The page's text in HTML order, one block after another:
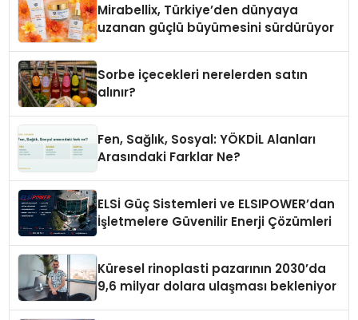
Mirabellix, Türkiye’den dünyaya
uzanan güçlü büyümesini sürdürüyor
Sorbe içecekleri nerelerden satın
alınır?
Fen, Sağlık, Sosyal: YÖKDİL Alanları
Arasındaki Farklar Ne?
ELSİ Güç Sistemleri ve ELSIPOWER’dan
İşletmelere Güvenilir Enerji Çözümleri
Küresel rinoplasti pazarının 2030’da
9,6 milyar dolara ulaşması bekleniyor